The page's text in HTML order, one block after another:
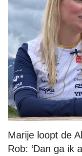
Marije loopt de
Rob: ‘Dan ga ik